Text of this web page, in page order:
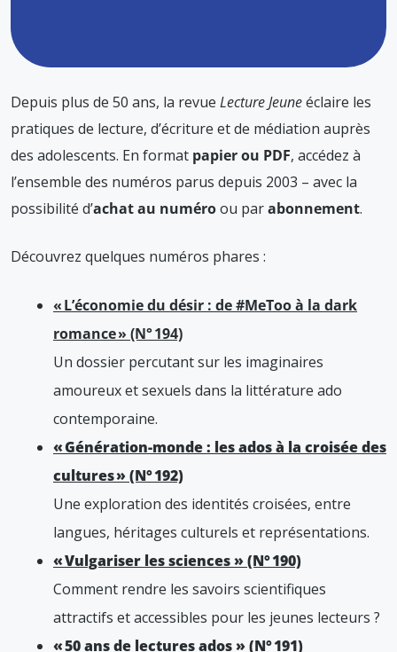
Depuis plus de 50 ans, la revue Lecture Jeuneéclaire les
pratiques de lecture, d’écriture et de médiation auprès
des adolescents. En format papier ou PDF, accédez à
l’ensemble des numéros parus depuis 2003 – avec la
possibilité d’achat au numéroou parabonnement.
Découvrez quelques numéros phares :
« L’économie du désir : de #MeToo à la dark
romance » (N° 194)
Un dossier percutant sur les imaginaires
amoureux et sexuels dans la littérature ado
contemporaine.
« Génération-monde : les ados à la croisée des
cultures » (N° 192)
Une exploration des identités croisées, entre
langues, héritages culturels et représentations.
« Vulgariser les sciences » (N° 190)
Comment rendre les savoirs scientifiques
attractifs et accessibles pour les jeunes lecteurs ?
« 50 ans de lectures ados » (N° 191)